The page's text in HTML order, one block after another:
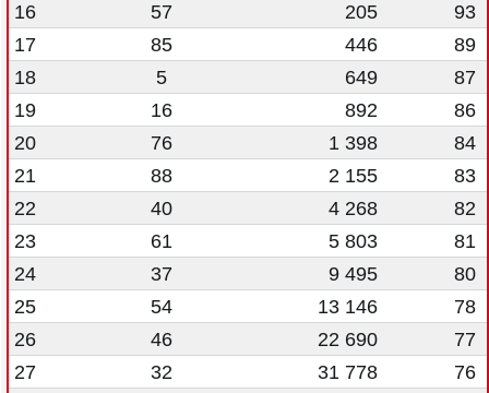
16
57 205
93
17
85 446
89
18
5 649
87
19
16 892
86
20
76 1 398
84
21
88 2 155
83
22
40 4 268
82
23
61 5 803
81
24
37 9 495
80
25
54 13 146
78
26
46 22 690
77
27
32 31 778
76